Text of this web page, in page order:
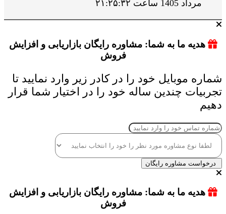
مرداد 1405 ساعت ۲۱:۲۵:۳۲
هدیه ما به شما: مشاوره رایگان بازاریابی و افزایش
فروش
شماره موبایل خود را در کادر زیر وارد نمایید تا
تجربیات چندین ساله خود را در اختیار شما قرار
دهیم
درخواست مشاوره رایگان
هدیه ما به شما: مشاوره رایگان بازاریابی و افزایش
فروش